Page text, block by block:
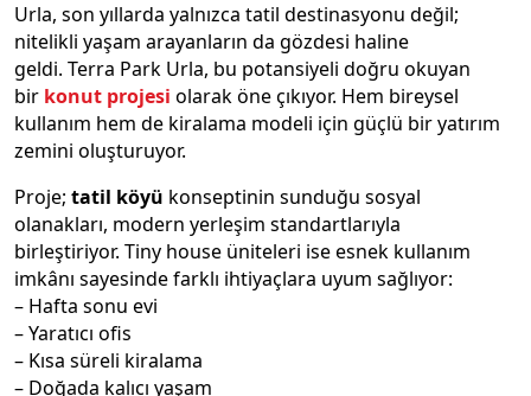
Urla, son yıllarda yalnızca tatil destinasyonu değil;
nitelikli yaşam arayanların da gözdesi haline
geldi. Terra Park Urla, bu potansiyeli doğru okuyan
bir konut projesi olarak öne çıkıyor. Hem bireysel
kullanım hem de kiralama modeli için güçlü bir yatırım
zemini oluşturuyor.
Proje; tatil köyü konseptinin sunduğu sosyal
olanakları, modern yerleşim standartlarıyla
birleştiriyor. Tiny house üniteleri ise esnek kullanım
imkânı sayesinde farklı ihtiyaçlara uyum sağlıyor:
– Hafta sonu evi
– Yaratıcı ofis
– Kısa süreli kiralama
– Doğada kalıcı yaşam